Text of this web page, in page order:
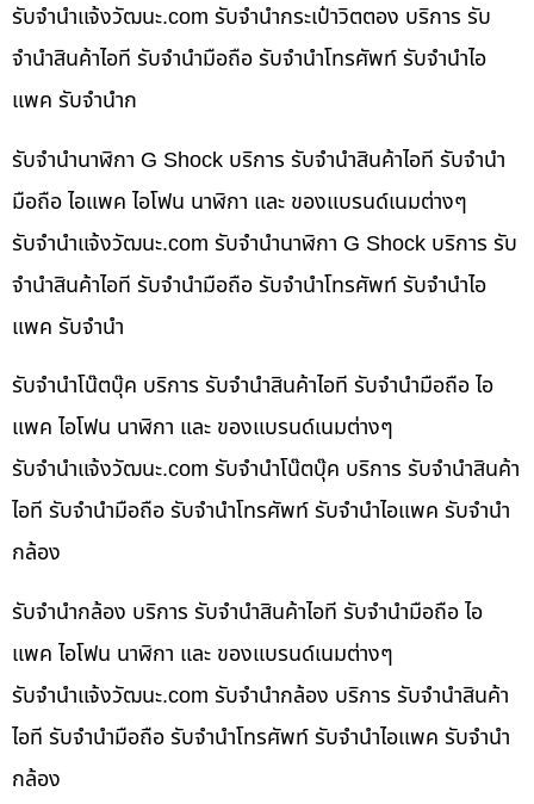
รับจํานําแจ้งวัฒนะ.com รับจำนำกระเป๋าวิตตอง บริการ รับ
จำนำสินค้าไอที รับจำนำมือถือ รับจำนำโทรศัพท์ รับจำนำไอ
แพค รับจำนำก
รับจำนำนาฬิกา G Shock บริการ รับจำนำสินค้าไอที รับจำนำ
มือถือ ไอแพค ไอโฟน นาฬิกา และ ของแบรนด์เนมต่างๆ
รับจํานําแจ้งวัฒนะ.com รับจำนำนาฬิกา G Shock บริการ รับ
จำนำสินค้าไอที รับจำนำมือถือ รับจำนำโทรศัพท์ รับจำนำไอ
แพค รับจำนำ
รับจำนำโน๊ตบุ๊ค บริการ รับจำนำสินค้าไอที รับจำนำมือถือ ไอ
แพค ไอโฟน นาฬิกา และ ของแบรนด์เนมต่างๆ
รับจํานําแจ้งวัฒนะ.com รับจำนำโน๊ตบุ๊ค บริการ รับจำนำสินค้า
ไอที รับจำนำมือถือ รับจำนำโทรศัพท์ รับจำนำไอแพค รับจำนำ
กล้อง
รับจำนำกล้อง บริการ รับจำนำสินค้าไอที รับจำนำมือถือ ไอ
แพค ไอโฟน นาฬิกา และ ของแบรนด์เนมต่างๆ
รับจํานําแจ้งวัฒนะ.com รับจำนำกล้อง บริการ รับจำนำสินค้า
ไอที รับจำนำมือถือ รับจำนำโทรศัพท์ รับจำนำไอแพค รับจำนำ
กล้อง